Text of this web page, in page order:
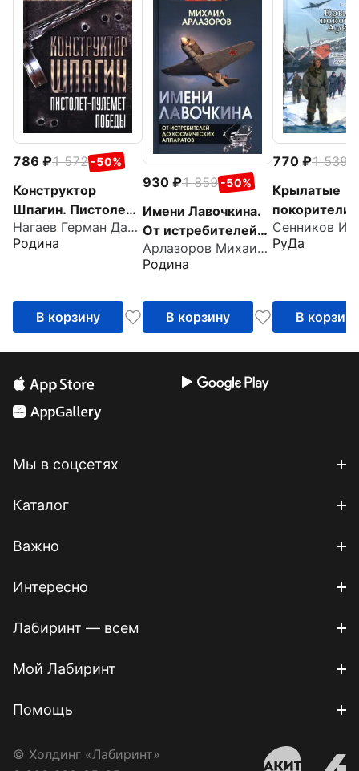
786 1 572 -50%
Конструктор
Шпагин. Пистолет-
пулемет Победы Нагаев Герман Данилович
Родина
В корзину
930 1 859 -50%
Имени Лавочкина.
От истребителей
до космических
аппаратов
Арлазоров Михаил Саулович
Родина
В корзину
770 1 539
Крылатые
покорители
Арктики
РуДа
В корзину
Мы в соцсетях
Каталог
Важно
Интересно
Лабиринт — всем
Мой Лабиринт
Помощь
© Холдинг «Лабиринт»